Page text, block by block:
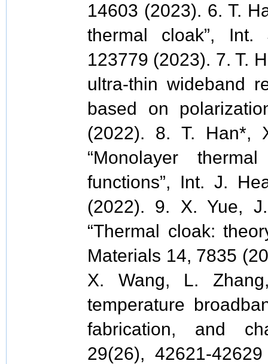
14603 (2023). 6. T.
thermal cloak”,
123779 (2023). 7. T.
ultra-thin wideband
based on
(2022). 8. T. Han*,
“Monolayer
functions”, Int. J.
(2022). 9. X. Yue,
“Thermal cloak:
Materials 14, 7835
X. Wang, L.
temperature
fabrication, and
29(26), 42621-